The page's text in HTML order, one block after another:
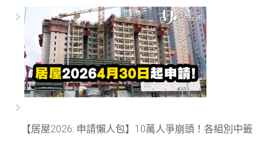
【居屋2026: 申請懶人包】10萬人爭崩頭！各組別中籤